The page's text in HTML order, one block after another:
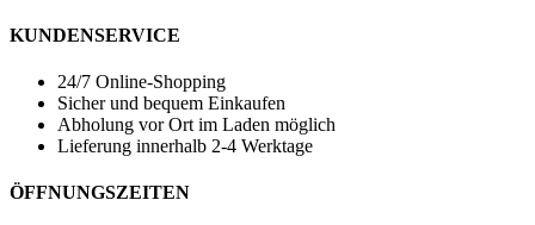
KUNDENSERVICE
24/7 Online-Shopping
Sicher und bequem Einkaufen
Abholung vor Ort im Laden möglich
Lieferung innerhalb 2-4 Werktage
ÖFFNUNGSZEITEN